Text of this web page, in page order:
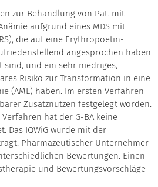
zur Behandlung von Pat. mit
aufgrund eines MDS mit
die auf eine Erythropoetin-
angesprochen haben
sind, und ein sehr niedriges,
Risiko zur Transformation in eine
(AML) haben. Im ersten Verfahren
Zusatznutzen festgelegt worden.
hat der G-BA keine
Das IQWiG wurde mit der
Pharmazeutischer Unternehmer
Bewertungen. Einen
und Bewertungsvorschläge